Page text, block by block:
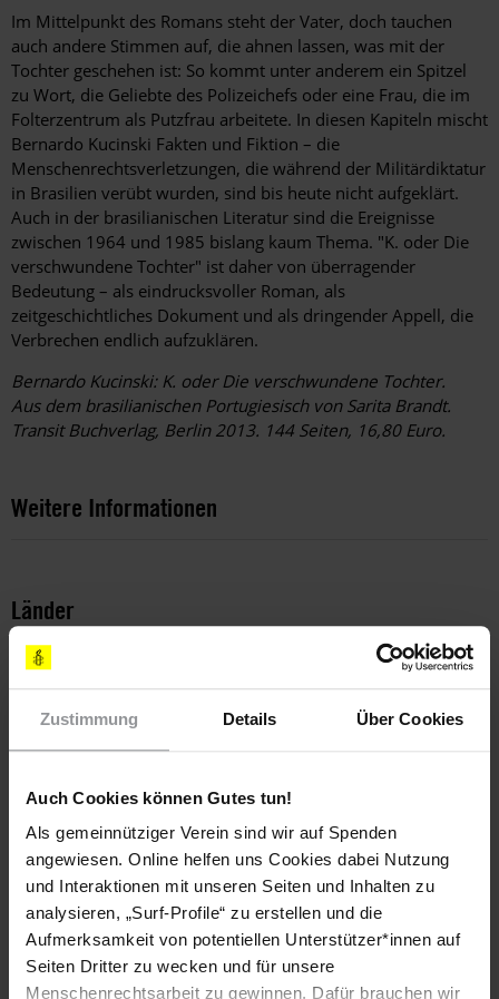
Zustimmung Details Über Cookies
Auch Cookies können Gutes tun!
Als gemeinnütziger Verein sind wir auf Spenden
angewiesen. Online helfen uns Cookies dabei Nutzung
und Interaktionen mit unseren Seiten und Inhalten zu
analysieren, „Surf-Profile“ zu erstellen und die
Aufmerksamkeit von potentiellen Unterstützer*innen auf
Seiten Dritter zu wecken und für unsere
Menschenrechtsarbeit zu gewinnen. Dafür brauchen wir
Im Mittelpunkt des Romans steht der Vater, doch tauchen
auch andere Stimmen auf, die ahnen lassen, was mit der
Tochter geschehen ist: So kommt unter anderem ein Spitzel
zu Wort, die Geliebte des Polizeichefs oder eine Frau, die im
Folterzentrum als Putzfrau arbeitete. In diesen Kapiteln mischt
Bernardo Kucinski Fakten und Fiktion – die
Menschenrechtsverletzungen, die während der Militärdiktatur
in Brasilien verübt wurden, sind bis heute nicht aufgeklärt.
Auch in der brasilianischen Literatur sind die Ereignisse
zwischen 1964 und 1985 bislang kaum Thema. "K. oder Die
verschwundene Tochter" ist daher von überragender
Bedeutung – als eindrucksvoller Roman, als
zeitgeschichtliches Dokument und als dringender Appell, die
Verbrechen endlich aufzuklären.
Bernardo Kucinski: K. oder Die verschwundene Tochter.
Aus dem brasilianischen Portugiesisch von Sarita Brandt.
Transit Buchverlag, Berlin 2013. 144 Seiten, 16,80 Euro.
Weitere Informationen
Länder
Brasilien
Themen
Staatlicher Mord
Teile diesen Beitrag